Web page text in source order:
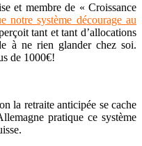
et membre de « Croissance
notre système décourage au
tant et tant d’allocations
à ne rien glander chez soi.
de 1000€!
la retraite anticipée se cache
pratique ce système